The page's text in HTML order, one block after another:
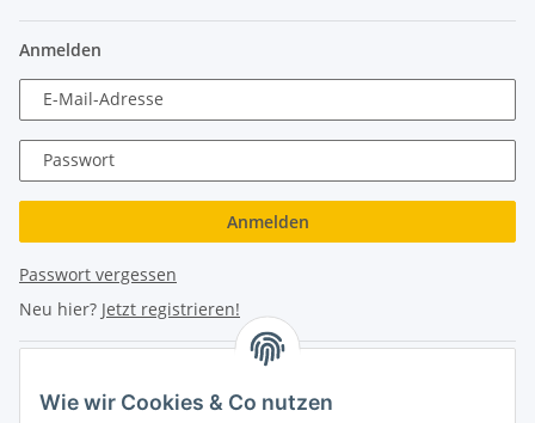
Anmelden
E-Mail-Adresse
Passwort
Anmelden
Passwort vergessen
Neu hier? Jetzt registrieren!
Hauptplatz 4
Wie wir Cookies & Co nutzen